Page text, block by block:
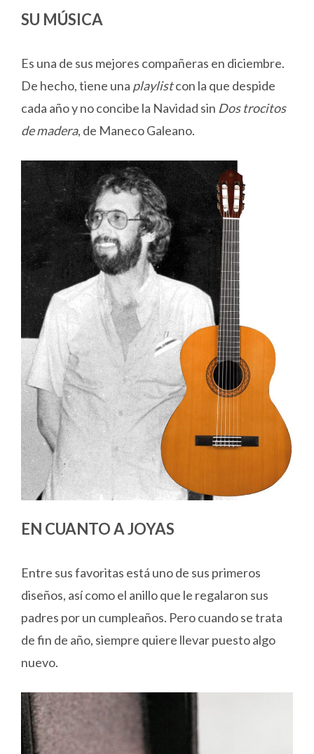
SU MÚSICA
Es una de sus mejores compañeras en diciembre.
De hecho, tiene una playlistcon la que despide
cada año y no concibe la Navidad sin Dos trocitos
de madera, de Maneco Galeano.
EN CUANTO A JOYAS
Entre sus favoritas está uno de sus primeros
diseños, así como el anillo que le regalaron sus
padres por un cumpleaños. Pero cuando se trata
de fin de año, siempre quiere llevar puesto algo
nuevo.